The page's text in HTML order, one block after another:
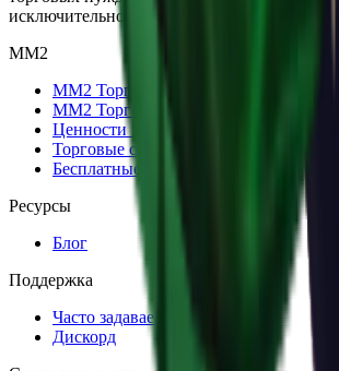
исключительной поддержкой клиентов.
MM2
MM2 Торговля
MM2 Торговый чекер
Ценности MM2
Торговые серверы MM2
Бесплатные предметы MM2
Ресурсы
Блог
Поддержка
Часто задаваемые вопросы
Дискорд